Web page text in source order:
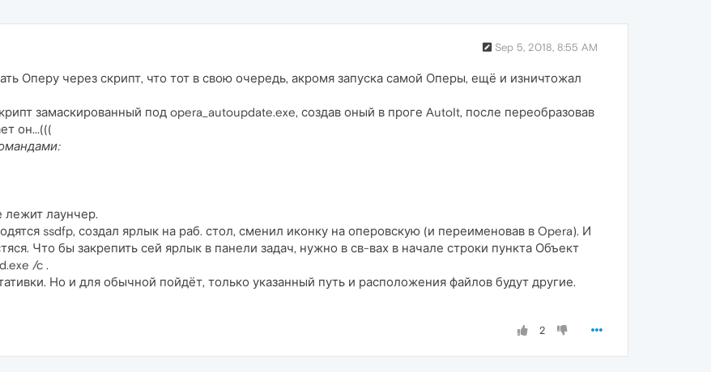
Sep 5, 2018, 8:55 AM
Оперу через скрипт, что тот в свою очередь, акромя запуска самой Оперы, ещё и изничтожал
замаскированный под opera_autoupdate.exe, создав оный в проге AutoIt, после переобразовав
он...(((
лежит лаунчер.
ssdfp, создал ярлык на раб. стол, сменил иконку на оперовскую (и переименовав в Opera). И
Что бы закрепить сей ярлык в панели задач, нужно в св-вах в начале строки пункта Объект
/c .
Но и для обычной пойдёт, только указанный путь и расположения файлов будут другие.
2